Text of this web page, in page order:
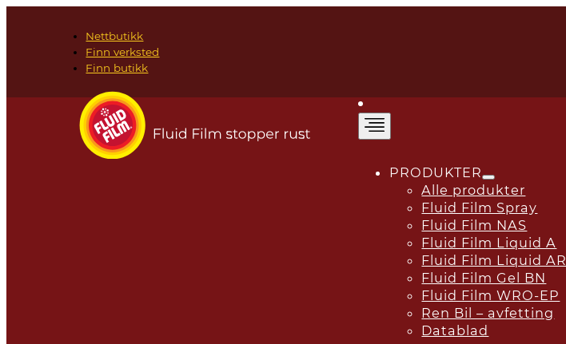
Nettbutikk
Finn verksted
Finn butikk
PRODUKTER
Alle produkter
Fluid Film Spray
Fluid Film NAS
Fluid Film Liquid A
Fluid Film Liquid AR
Fluid Film Gel BN
Fluid Film WRO-EP
Ren Bil – avfetting
Datablad